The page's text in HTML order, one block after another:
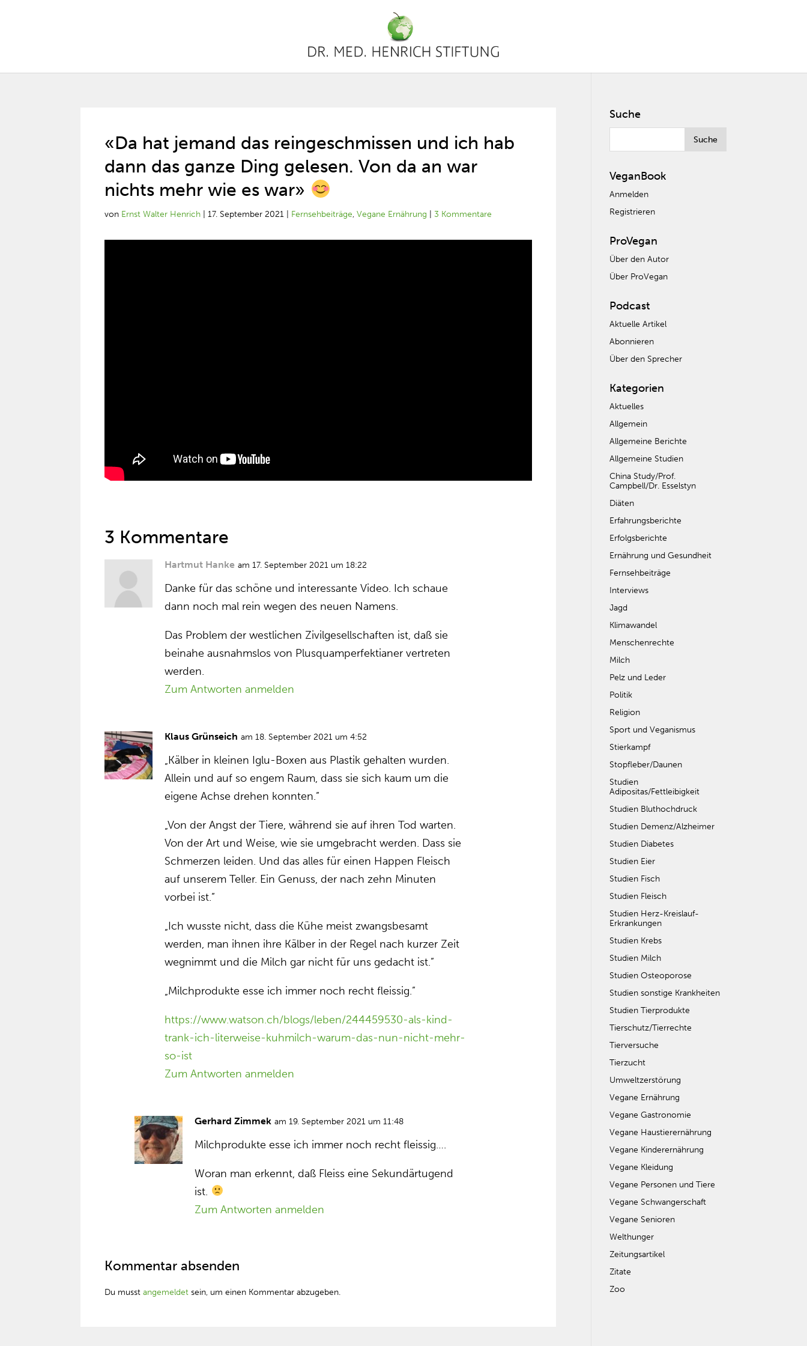
«Da hat jemand das reingeschmissen und ich hab
dann das ganze Ding gelesen. Von da an war
nichts mehr wie es war»
von Ernst Walter Henrich |17. September 2021 Fernsehbeiträge,Vegane Ernährung |3 Kommentare
3 Kommentare
Hartmut Hanke am 17. September 2021 um 18:22
Danke für das schöne und interessante Video. Ich schaue
dann noch mal rein wegen des neuen Namens.
Das Problem der westlichen Zivilgesellschaften ist, daß sie
beinahe ausnahmslos von Plusquamperfektianer vertreten
werden.
Zum Antworten anmelden
Klaus Grünseich am 18. September 2021 um 4:52
„Kälber in kleinen Iglu-Boxen aus Plastik gehalten wurden.
Allein und auf so engem Raum, dass sie sich kaum um die
eigene Achse drehen konnten.”
„Von der Angst der Tiere, während sie auf ihren Tod warten.
Von der Art und Weise, wie sie umgebracht werden. Dass sie
Schmerzen leiden. Und das alles für einen Happen Fleisch
auf unserem Teller. Ein Genuss, der nach zehn Minuten
vorbei ist.”
„Ich wusste nicht, dass die Kühe meist zwangsbesamt
werden, man ihnen ihre Kälber in der Regel nach kurzer Zeit
wegnimmt und die Milch gar nicht für uns gedacht ist.”
„Milchprodukte esse ich immer noch recht fleissig.”
https://www.watson.ch/blogs/leben/244459530-als-kind-
trank-ich-literweise-kuhmilch-warum-das-nun-nicht-mehr-
so-ist
Zum Antworten anmelden
Gerhard Zimmek am 19. September 2021 um 11:48
Milchprodukte esse ich immer noch recht fleissig….
Woran man erkennt, daß Fleiss eine Sekundärtugend
ist.
Zum Antworten anmelden
Kommentar absenden
Du musstangemeldet sein, um einen Kommentar abzugeben.
Suche
VeganBook
Anmelden
Registrieren
ProVegan
Über den Autor
Über ProVegan
Podcast
Aktuelle Artikel
Abonnieren
Über den Sprecher
Kategorien
Aktuelles
Allgemein
Allgemeine Berichte
Allgemeine Studien
China Study/Prof.
Campbell/Dr. Esselstyn
Diäten
Erfahrungsberichte
Erfolgsberichte
Ernährung und Gesundheit
Fernsehbeiträge
Interviews
Jagd
Klimawandel
Menschenrechte
Milch
Pelz und Leder
Politik
Religion
Sport und Veganismus
Stierkampf
Stopfleber/Daunen
Studien
Adipositas/Fettleibigkeit
Studien Bluthochdruck
Studien Demenz/Alzheimer
Studien Diabetes
Studien Eier
Studien Fisch
Studien Fleisch
Studien Herz-Kreislauf-
Erkrankungen
Studien Krebs
Studien Milch
Studien Osteoporose
Studien sonstige Krankheiten
Studien Tierprodukte
Tierschutz/Tierrechte
Tierversuche
Tierzucht
Umweltzerstörung
Vegane Ernährung
Vegane Gastronomie
Vegane Haustierernährung
Vegane Kinderernährung
Vegane Kleidung
Vegane Personen und Tiere
Vegane Schwangerschaft
Vegane Senioren
Welthunger
Zeitungsartikel
Zitate
Zoo